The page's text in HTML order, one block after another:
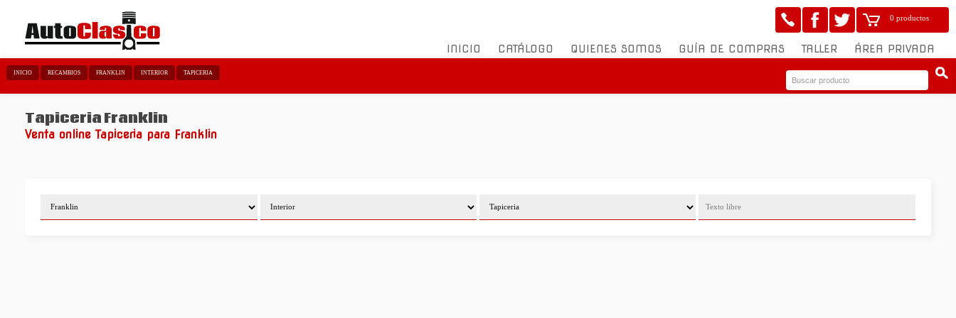
0 productos
INICIO CATÁLOGO QUIENES SOMOS GUÍA DE COMPRAS TALLER ÁREA PRIVADA
INICIO RECAMBIOS FRANKLIN INTERIOR TAPICERIA
Tapiceria Franklin
Venta online Tapiceria para Franklin